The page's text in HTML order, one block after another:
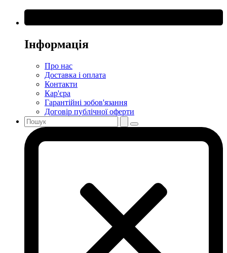
Інформація
Про нас
Доставка і оплата
Контакти
Кар'єра
Гарантійні зобов'язання
Договір публічної оферти